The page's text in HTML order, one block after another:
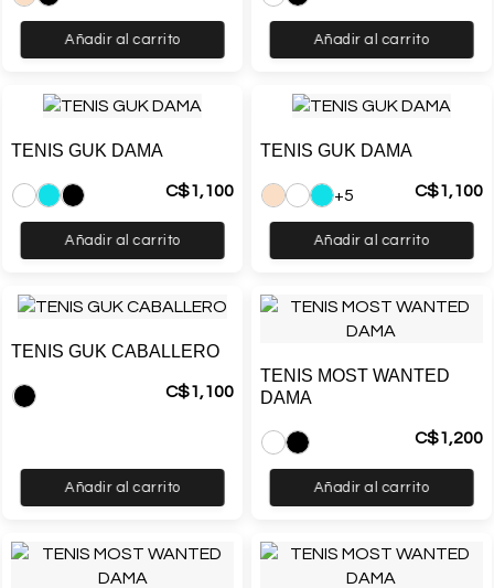
Añadir al carrito Añadir al carrito
Añadir al carrito
TENIS GUK DAMA
C$1,100
Añadir al carrito
TENIS GUK DAMA
+5 C$1,100
Añadir al carrito
TENIS GUK CABALLERO
C$1,100
Añadir al carrito
TENIS MOST WANTED
DAMA
C$1,200